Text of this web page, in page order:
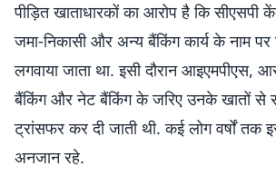
पीड़ित खाताधारकों का आरोप है कि सीएसपी
जमा-निकासी और अन्य बैंकिंग कार्य के नाम पर
लगवाया जाता था. इसी दौरान आइएमपीएस,
बैंकिंग और नेट बैंकिंग के जरिए उनके खातों से
ट्रांसफर कर दी जाती थी. कई लोग वर्षों तक
अनजान रहे.